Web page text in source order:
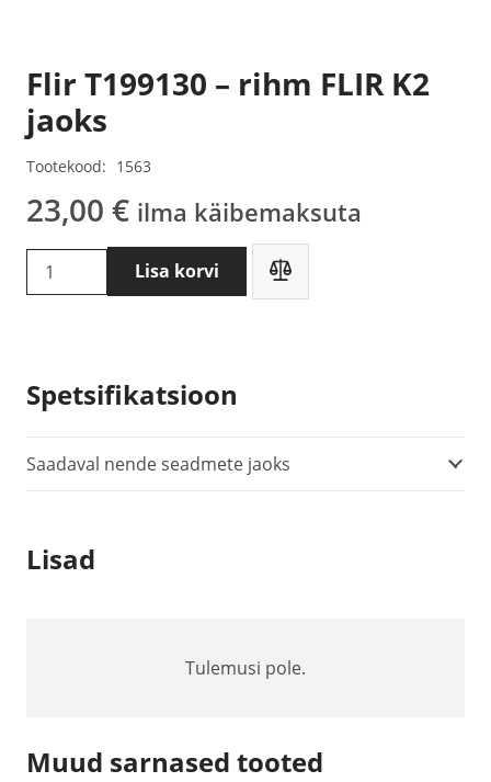
Flir T199130 – rihm FLIR K2
jaoks
Tootekood: 1563
23,00 € ilma käibemaksuta
Flir
T199130
K2
jaoks
kogus
Lisa korvi
Spetsifikatsioon
Saadaval nende seadmete jaoks
Lisad
Tulemusi pole.
Muud sarnased tooted